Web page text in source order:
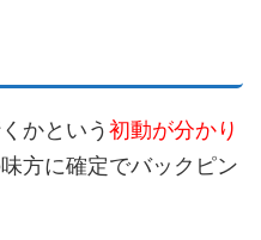
かという初動が分かり
方に確定でバックピン